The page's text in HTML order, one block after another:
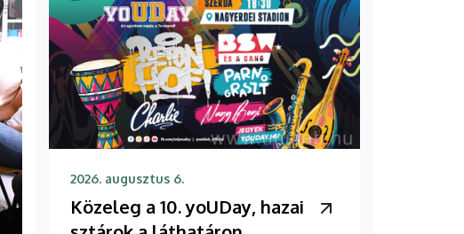
2026. augusztus 6.
Közeleg a 10. yoUDay, hazai